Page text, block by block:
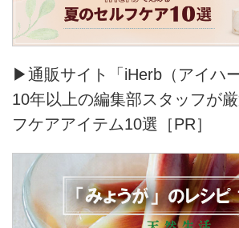
▶通販サイト「iHerb（アイハ
10年以上の編集部スタッフが
フケアアイテム10選［PR］